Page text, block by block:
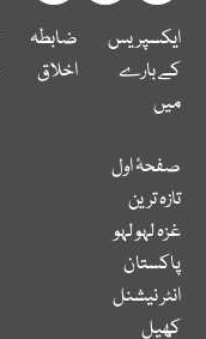
ایکسپریس
کے بارے
میں
ضابطہ
اخلاق
صفحۂ اول
تازہ ترین
غزہ لہو لہو
پاکستان
انٹر نیشنل
کھیل